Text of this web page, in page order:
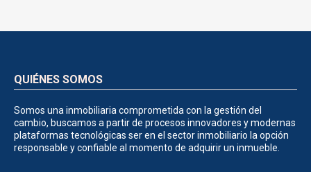
QUIÉNES SOMOS
Somos una inmobiliaria comprometida con la gestión del
cambio, buscamos a partir de procesos innovadores y modernas
plataformas tecnológicas ser en el sector inmobiliario la opción
responsable y confiable al momento de adquirir un inmueble.